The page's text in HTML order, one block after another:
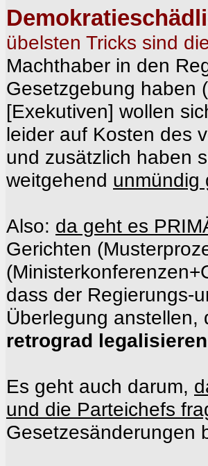
übelsten Tricks sind
Machthaber in den
Gesetzgebung haben
[Exekutiven] wollen
leider auf Kosten des
und zusätzlich haben
weitgehend unmündig
Also: da geht es
Gerichten
dass der Regierungs-
Überlegung
retrograd legalisieren
Es geht auch darum,
und die Parteichefs
Gesetzesänderungen